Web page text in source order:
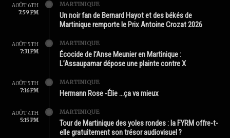
AOÛT 6TH
7:59 PM
MARTINIQUE
Un noir fan de Bernard Hayot et des békés de
Martinique remporte le Prix Antoine Crozat 2026
AOÛT 5TH
7:31 PM
MARTINIQUE
Écocide de l’Anse Meunier en Martinique :
L’Assaupamar dépose une plainte contre X
AOÛT 5TH
7:16 PM
MARTINIQUE
Hermann Rose -Élie …ça va mieux
AOÛT 4TH
5:15 PM
MARTINIQUE
Tour de Martinique des yoles rondes : la FYRM offre-t-
elle gratuitement son trésor audiovisuel ?